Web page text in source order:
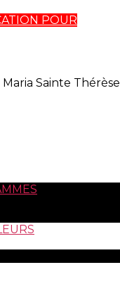
POUR
Maria Sainte Thérèse